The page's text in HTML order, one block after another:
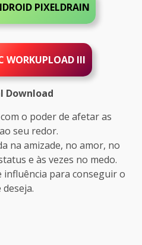
PIXELDRAIN
WORKUPLOAD III
Download
o poder de afetar as
seu redor.
na amizade, no amor, no
e às vezes no medo.
influência para conseguir o
deseja.